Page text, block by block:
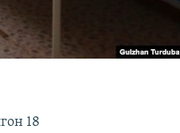
18